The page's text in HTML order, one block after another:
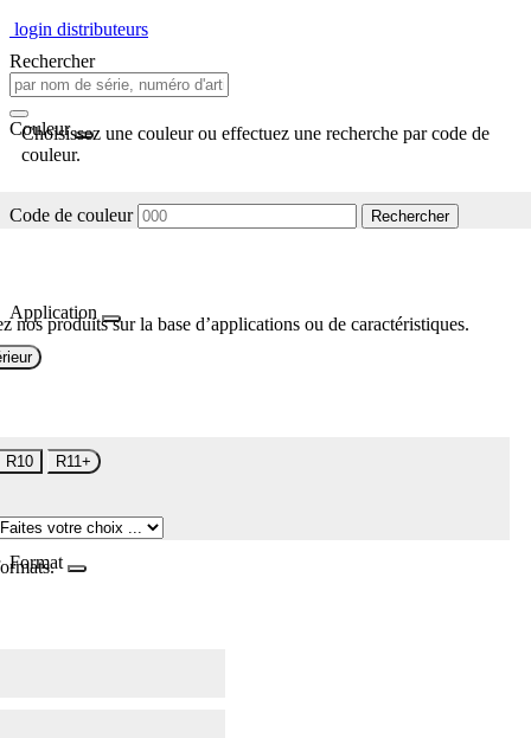
login distributeurs
Rechercher
Couleur
Choisissez une couleur ou effectuez une recherche par code de
couleur.
Code de couleur Rechercher
Application
nos produits sur la base d’applications ou de caractéristiques.
R10 R11+
Format